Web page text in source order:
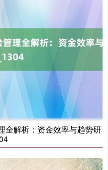
+11.37 +1.01%
+47.56 +1.35%
全解析：资金效率与趋势研